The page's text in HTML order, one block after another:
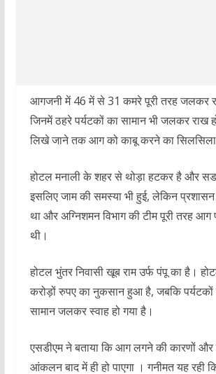
आगजनी में 46 में से 31 कमरे पूरी तरह जलकर
जिनमें ठहरे पर्यटकों का सामान भी जलकर राख
लिखे जाने तक आग को काबू करने का सिलसिला
होटल मनाली के शहर से थोड़ा हटकर है और
इसलिए जाम की समस्या भी हुई, लेकिन
था और अग्निशमन विभाग की टीम पूरी तरह आग
थी।
होटल भुंतर निवासी खूब राम उर्फ पंपू का है।
करोड़ों रुपए का नुकसान हुआ है, जबकि पर्यटकों
सामान जलकर स्वाह हो गया है।
एसडीएम ने बताया कि आग लगने की कारणों
आंकलन बाद में ही हो पाएगा । गनीमत यह रही